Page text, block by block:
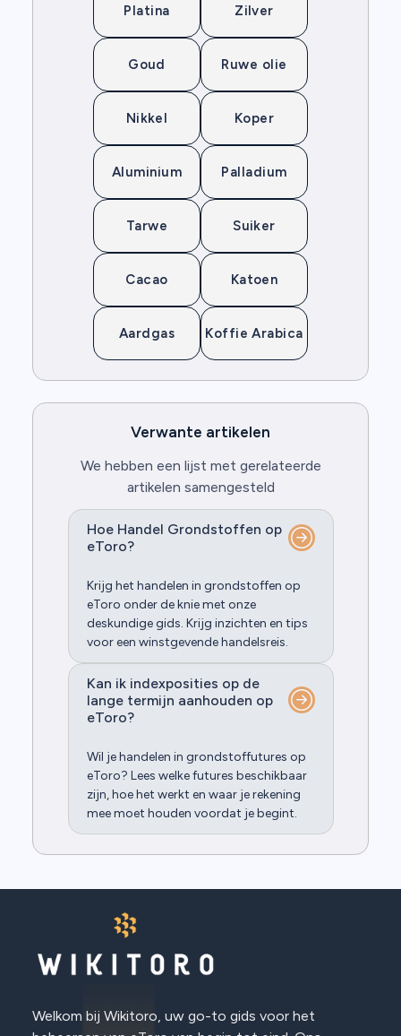
Platina Zilver
Goud Ruwe olie
Nikkel Koper
Aluminium Palladium
Tarwe Suiker
Cacao Katoen
Aardgas Koffie Arabica
Verwante artikelen
We hebben een lijst met gerelateerde
artikelen samengesteld
Hoe Handel Grondstoffen op
eToro?
Krijg het handelen in grondstoffen op
eToro onder de knie met onze
deskundige gids. Krijg inzichten en tips
voor een winstgevende handelsreis.
Kan ik indexposities op de
lange termijn aanhouden op
eToro?
Wil je handelen in grondstoffutures op
eToro? Lees welke futures beschikbaar
zijn, hoe het werkt en waar je rekening
mee moet houden voordat je begint.
Welkom bij Wikitoro, uw go-to gids voor het